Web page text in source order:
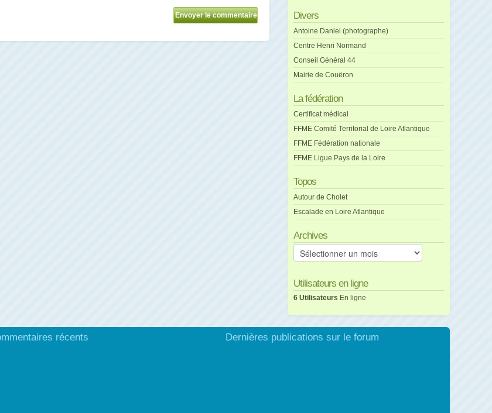
Divers
Antoine Daniel (photographe)
Centre Henri Normand
Conseil Général 44
Mairie de Couëron
La fédération
Certificat médical
FFME Comité Territorial de Loire Atlantique
FFME Fédération nationale
FFME Ligue Pays de la Loire
Topos
Autour de Cholet
Escalade en Loire Atlantique
Archives
Archives
Utilisateurs en ligne
6 Utilisateurs En ligne
récents Dernières publications sur le forum